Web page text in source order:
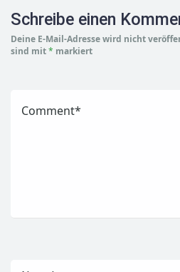
Schreibe einen
Deine E-Mail-Adresse wird nicht
sind mit* markiert